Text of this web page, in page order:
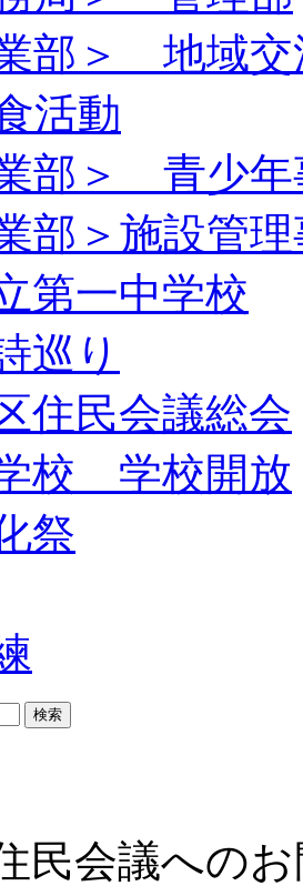
部＞ 地域交
活動
部＞ 青少年
部＞施設管
第一中学校
巡り
住民会議総会
校 学校開放
祭
民会議への